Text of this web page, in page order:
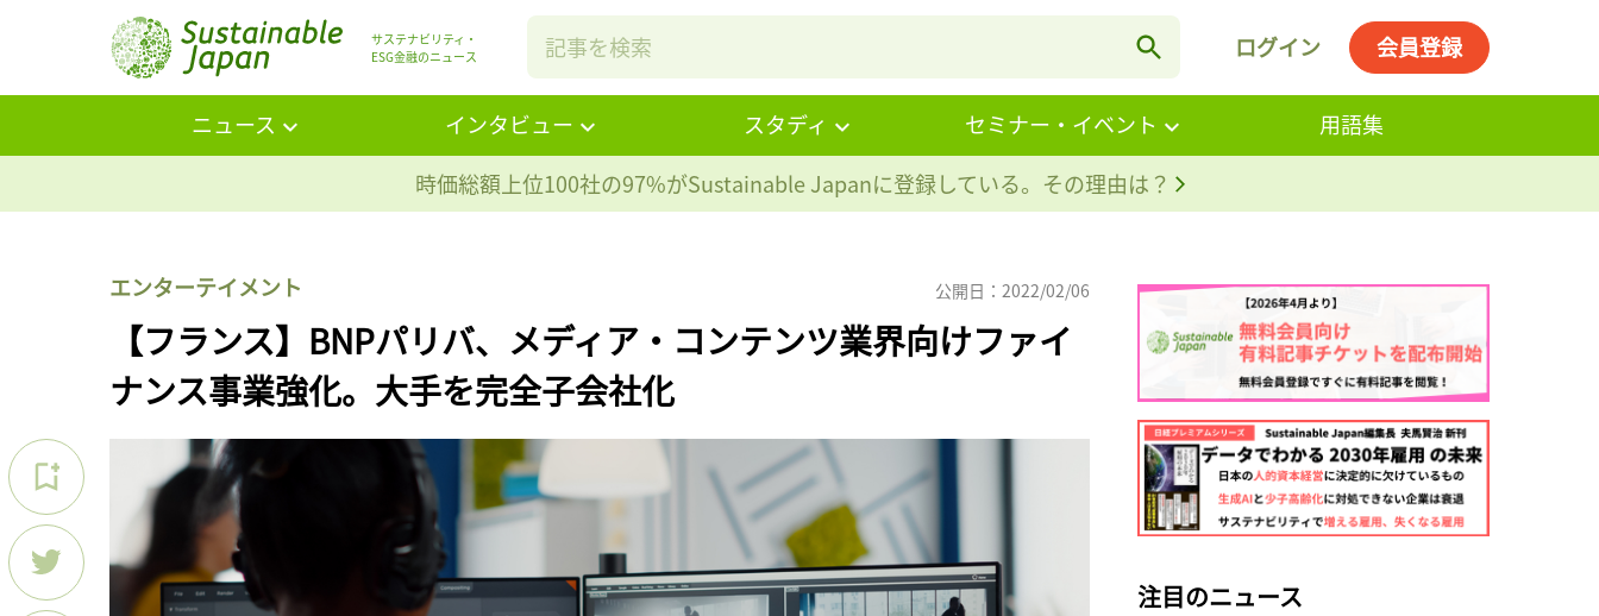
サステナビリティ・
ESG金融のニュース
ログイン 会員登録
ニュース インタビュー スタディ セミナー・イベント
用語集
時価総額上位100社の97%がSustainable Japanに登録している。その理由は？
エンターテイメント 公開日：2022/02/06
【フランス】BNPパリバ、メディア・コンテンツ業界向けファイ
ナンス事業強化。大手を完全子会社化
注目のニュース